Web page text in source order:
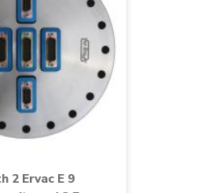
2 Ervac E 9